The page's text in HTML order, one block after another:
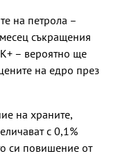
на петрола –
съкращения
– вероятно ще
на едро през
на храните,
с 0,1%
си повишение от